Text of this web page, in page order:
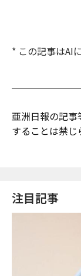
* この記事はAI
亜洲日報の記
することは禁じ
注目記事